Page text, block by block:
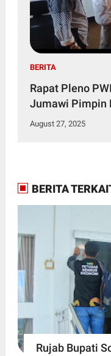
BERITA
Rapat Pleno
Jumawi Pimpin
August 27, 2025
BERITA
Rujab Bupati